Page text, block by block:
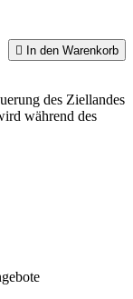
 In den Warenkorb
des Ziellandes
während des